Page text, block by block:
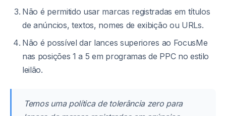
Não é permitido usar marcas registradas em títulos
de anúncios, textos, nomes de exibição ou URLs.
Não é possível dar lances superiores ao FocusMe
nas posições 1 a 5 em programas de PPC no estilo
leilão.
Temos uma política de tolerância zero para